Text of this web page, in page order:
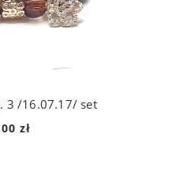
3 /16.07.17/ set
zł